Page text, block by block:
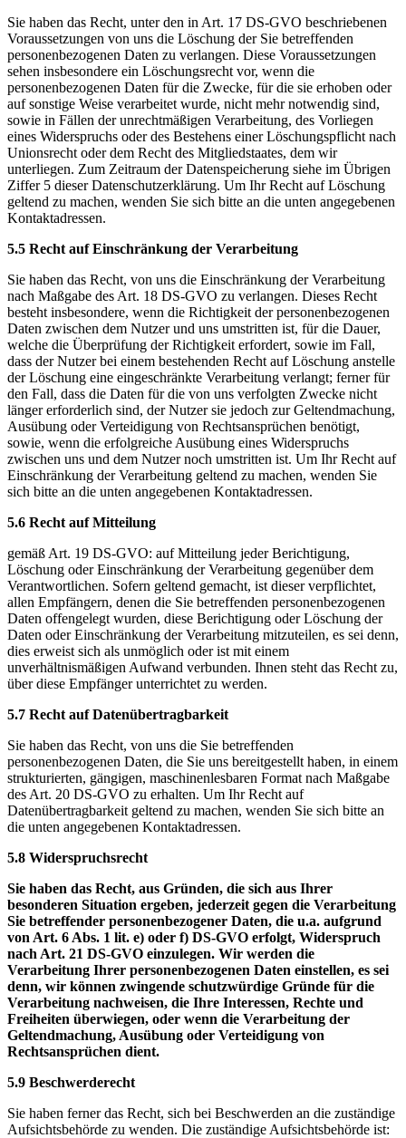
Sie haben das Recht, unter den in Art. 17 DS-GVO beschriebenen
Voraussetzungen von uns die Löschung der Sie betreffenden
personenbezogenen Daten zu verlangen. Diese Voraussetzungen
sehen insbesondere ein Löschungsrecht vor, wenn die
personenbezogenen Daten für die Zwecke, für die sie erhoben oder
auf sonstige Weise verarbeitet wurde, nicht mehr notwendig sind,
sowie in Fällen der unrechtmäßigen Verarbeitung, des Vorliegen
eines Widerspruchs oder des Bestehens einer Löschungspflicht nach
Unionsrecht oder dem Recht des Mitgliedstaates, dem wir
unterliegen. Zum Zeitraum der Datenspeicherung siehe im Übrigen
Ziffer 5 dieser Datenschutzerklärung. Um Ihr Recht auf Löschung
geltend zu machen, wenden Sie sich bitte an die unten angegebenen
Kontaktadressen.
5.5 Recht auf Einschränkung der Verarbeitung
Sie haben das Recht, von uns die Einschränkung der Verarbeitung
nach Maßgabe des Art. 18 DS-GVO zu verlangen. Dieses Recht
besteht insbesondere, wenn die Richtigkeit der personenbezogenen
Daten zwischen dem Nutzer und uns umstritten ist, für die Dauer,
welche die Überprüfung der Richtigkeit erfordert, sowie im Fall,
dass der Nutzer bei einem bestehenden Recht auf Löschung anstelle
der Löschung eine eingeschränkte Verarbeitung verlangt; ferner für
den Fall, dass die Daten für die von uns verfolgten Zwecke nicht
länger erforderlich sind, der Nutzer sie jedoch zur Geltendmachung,
Ausübung oder Verteidigung von Rechtsansprüchen benötigt,
sowie, wenn die erfolgreiche Ausübung eines Widerspruchs
zwischen uns und dem Nutzer noch umstritten ist. Um Ihr Recht auf
Einschränkung der Verarbeitung geltend zu machen, wenden Sie
sich bitte an die unten angegebenen Kontaktadressen.
5.6 Recht auf Mitteilung
gemäß Art. 19 DS-GVO: auf Mitteilung jeder Berichtigung,
Löschung oder Einschränkung der Verarbeitung gegenüber dem
Verantwortlichen. Sofern geltend gemacht, ist dieser verpflichtet,
allen Empfängern, denen die Sie betreffenden personenbezogenen
Daten offengelegt wurden, diese Berichtigung oder Löschung der
Daten oder Einschränkung der Verarbeitung mitzuteilen, es sei denn,
dies erweist sich als unmöglich oder ist mit einem
unverhältnismäßigen Aufwand verbunden. Ihnen steht das Recht zu,
über diese Empfänger unterrichtet zu werden.
5.7 Recht auf Datenübertragbarkeit
Sie haben das Recht, von uns die Sie betreffenden
personenbezogenen Daten, die Sie uns bereitgestellt haben, in einem
strukturierten, gängigen, maschinenlesbaren Format nach Maßgabe
des Art. 20 DS-GVO zu erhalten. Um Ihr Recht auf
Datenübertragbarkeit geltend zu machen, wenden Sie sich bitte an
die unten angegebenen Kontaktadressen.
5.8 Widerspruchsrecht
Sie haben das Recht, aus Gründen, die sich aus Ihrer
besonderen Situation ergeben, jederzeit gegen die Verarbeitung
Sie betreffender personenbezogener Daten, die u.a. aufgrund
von Art. 6 Abs. 1 lit. e) oder f) DS-GVO erfolgt, Widerspruch
nach Art. 21 DS-GVO einzulegen. Wir werden die
Verarbeitung Ihrer personenbezogenen Daten einstellen, es sei
denn, wir können zwingende schutzwürdige Gründe für die
Verarbeitung nachweisen, die Ihre Interessen, Rechte und
Freiheiten überwiegen, oder wenn die Verarbeitung der
Geltendmachung, Ausübung oder Verteidigung von
Rechtsansprüchen dient.
5.9 Beschwerderecht
Sie haben ferner das Recht, sich bei Beschwerden an die zuständige
Aufsichtsbehörde zu wenden. Die zuständige Aufsichtsbehörde ist: